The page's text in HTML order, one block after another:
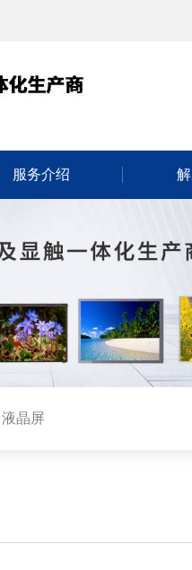
服务介绍
液晶屏